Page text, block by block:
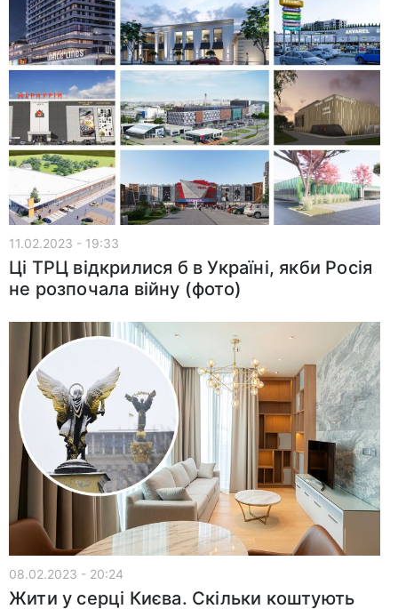
11.02.2023 - 19:33
Ці ТРЦ відкрилися б в Україні, якби Росія
не розпочала війну (фото)
08.02.2023 - 20:24
Жити у серці Києва. Скільки коштують